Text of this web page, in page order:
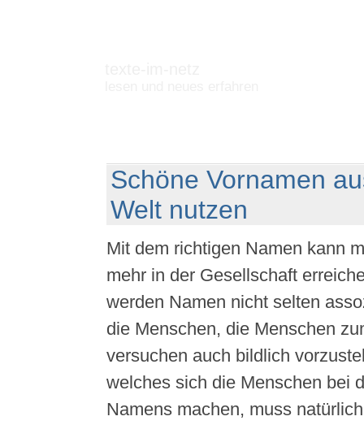
Schöne Vornamen
Welt nutzen
Mit dem richtigen Namen kann
mehr in der Gesellschaft
werden Namen nicht selten
die Menschen, die Menschen
versuchen auch bildlich
welches sich die Menschen bei
Namens machen, muss